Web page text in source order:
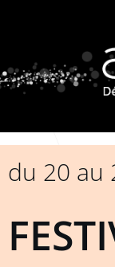
du 20 au